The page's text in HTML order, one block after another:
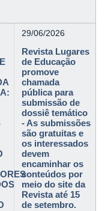
29/06/2026
Revista Lugares
de Educação
promove
chamada
pública para
submissão de
dossiê temático
- As submissões
são gratuitas e
os interessados
devem
encaminhar os
conteúdos por
meio do site da
Revista até 15
de setembro.